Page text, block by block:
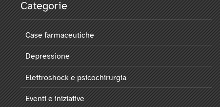
Categorie
Case farmaceutiche
Depressione
Elettroshock e psicochirurgia
Eventi e iniziative